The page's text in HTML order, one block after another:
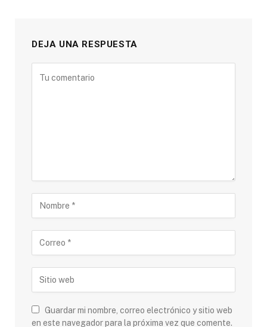
DEJA UNA RESPUESTA
Guardar mi nombre, correo electrónico y sitio web
en este navegador para la próxima vez que comente.